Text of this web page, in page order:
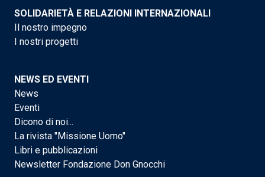
SOLIDARIETÀ E RELAZIONI INTERNAZIONALI
Il nostro impegno
I nostri progetti
NEWS ED EVENTI
News
Eventi
Dicono di noi...
La rivista "Missione Uomo"
Libri e pubblicazioni
Newsletter Fondazione Don Gnocchi